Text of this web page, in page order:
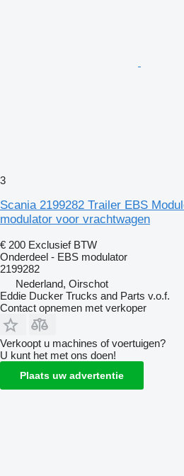
3
Scania 2199282 Trailer EBS
modulator voor vrachtwagen
€ 200 Exclusief BTW
Onderdeel - EBS modulator
2199282
Nederland, Oirschot
Eddie Ducker Trucks and Parts v.o.f.
Contact opnemen met verkoper
Verkoopt u machines of voertuigen?
U kunt het met ons doen!
Plaats uw advertentie